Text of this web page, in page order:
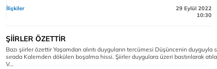
İlişkiler
29 Eylül 2022
10:30
ŞİİRLER ÖZETTİR
Bazı şiirler özettir Yaşamdan alıntı duyguların tercümesi Düşüncenin duyguyla
sırada Kalemden dökülen boşalma hissi. Şiirler duygulara üzeri bastırılarak
V...